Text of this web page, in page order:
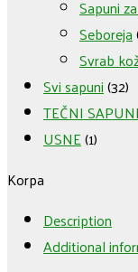
Sapuni
Seboreja
Svrab
Svi sapuni(32)
TEČNI
USNE(1)
Korpa
Description
Additional